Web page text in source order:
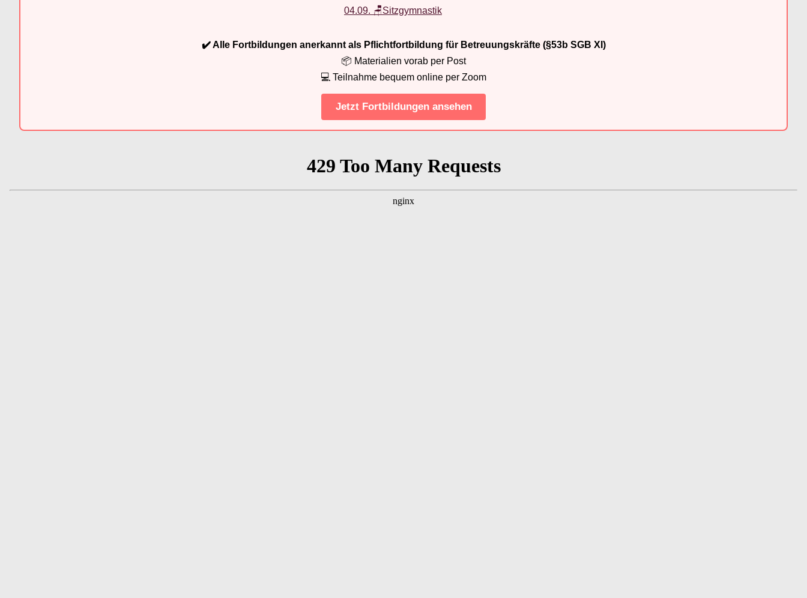
04.09. 🪑Sitzgymnastik
✔️ Alle Fortbildungen anerkannt als Pflichtfortbildung für Betreuungskräfte (§53b SGB XI)
📦 Materialien vorab per Post
💻 Teilnahme bequem online per Zoom
Jetzt Fortbildungen ansehen